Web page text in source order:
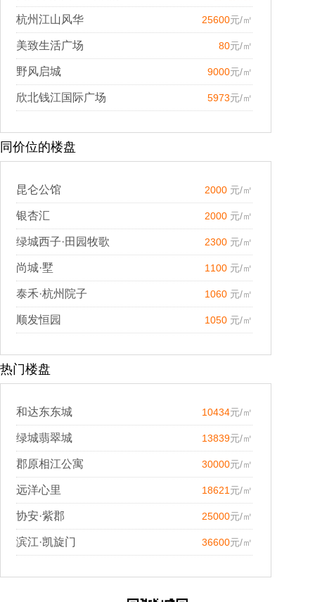
杭州江山风华 25600元/㎡
美致生活广场 80元/㎡
野风启城 9000元/㎡
欣北钱江国际广场 5973元/㎡
同价位的楼盘
昆仑公馆 2000 元/㎡
银杏汇 2000 元/㎡
绿城西子·田园牧歌 2300 元/㎡
尚城·墅 1100 元/㎡
泰禾·杭州院子 1060 元/㎡
顺发恒园 1050 元/㎡
热门楼盘
和达东东城 10434元/㎡
绿城翡翠城 13839元/㎡
郡原相江公寓 30000元/㎡
远洋心里 18621 元/㎡
协安·紫郡 25000元/㎡
滨江·凯旋门 36600元/㎡